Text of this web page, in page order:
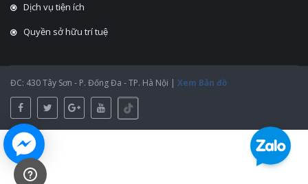
Dịch vụ tiện ích
Quyền sở hữu trí tuệ
ĐC: 430 Tây Sơn - P. Đống Đa - TP. Hà Nội | Xem Bản đồ